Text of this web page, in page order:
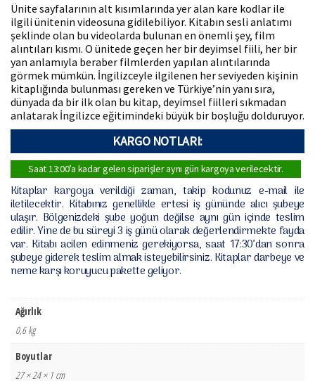
Ünite sayfalarının alt kısımlarında yer alan kare kodlar ile
ilgili ünitenin videosuna gidilebiliyor. Kitabın sesli anlatımı
şeklinde olan bu videolarda bulunan en önemli şey, film
alıntıları kısmı. O ünitede geçen her bir deyimsel fiili, her bir
yan anlamıyla beraber filmlerden yapılan alıntılarında
görmek mümkün. İngilizceyle ilgilenen her seviyeden kişinin
kitaplığında bulunması gereken ve Türkiye’nin yanı sıra,
dünyada da bir ilk olan bu kitap, deyimsel fiilleri sıkmadan
anlatarak İngilizce eğitimindeki büyük bir boşluğu dolduruyor.
KARGO NOTLARI:
Saat 13:00’a kadar gelen siparişler aynı gün kargoya verilecektir.
Kitaplar kargoya verildiği zaman, takip kodunuz e-mail ile
iletilecektir. Kitabınız genellikle ertesi iş gününde alıcı şubeye
ulaşır. Bölgenizdeki şube yoğun değilse aynı gün içinde teslim
edilir. Yine de bu süreyi 3 iş günü olarak değerlendirmekte fayda
var. Kitabı acilen edinmeniz gerekiyorsa, saat 17:30’dan sonra
şubeye giderek teslim almak isteyebilirsiniz. Kitaplar darbeye ve
neme karşı koruyucu pakette geliyor.
Ağırlık
0,6 kg
Boyutlar
27 × 24 × 1 cm